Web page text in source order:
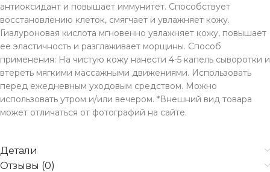
антиоксидант и повышает иммунитет. Способствует
восстановлению клеток, смягчает и увлажняет кожу.
Гиалуроновая кислота мгновенно увлажняет кожу, повышает
ее эластичность и разглаживает морщины. Способ
применения: На чистую кожу нанести 4-5 капель сыворотки и
втереть мягкими массажными движениями. Использовать
перед ежедневным уходовым средством. Можно
использовать утром и/или вечером. *Внешний вид товара
может отличаться от фотографий на сайте.
Детали
Отзывы (0)